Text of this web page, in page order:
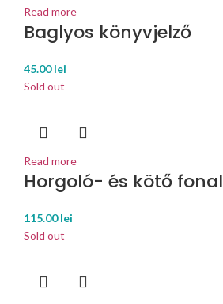
Read more
Baglyos könyvjelző
45.00lei
Sold out
Read more
Horgoló- és kötő fonal
115.00lei
Sold out